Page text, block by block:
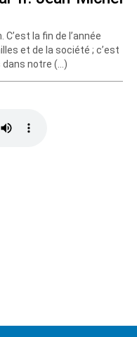
la fin de l’année
et de la société ; c’est
dans notre (…)